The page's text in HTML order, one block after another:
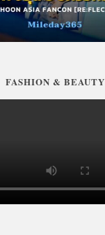
FASHION & BEAUTY